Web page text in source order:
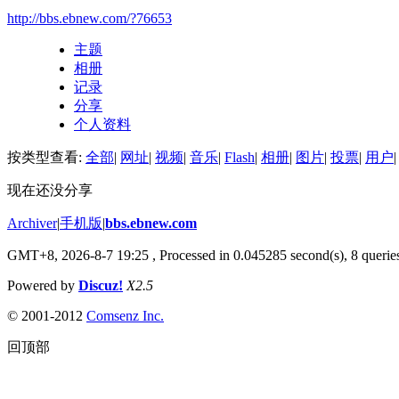
http://bbs.ebnew.com/?76653
主题
相册
记录
分享
个人资料
按类型查看: 全部| 网址| 视频| 音乐| Flash| 相册| 图片| 投票| 用户|
现在还没分享
Archiver|手机版|bbs.ebnew.com
GMT+8, 2026-8-7 19:25 , Processed in 0.045285 second(s), 8
Powered by Discuz! X2.5
© 2001-2012 Comsenz Inc.
回顶部